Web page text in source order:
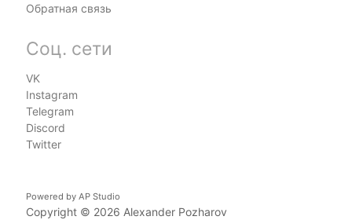
Обратная связь
Соц. сети
VK
Instagram
Telegram
Discord
Twitter
Powered by AP Studio
Copyright © 2026 Alexander Pozharov